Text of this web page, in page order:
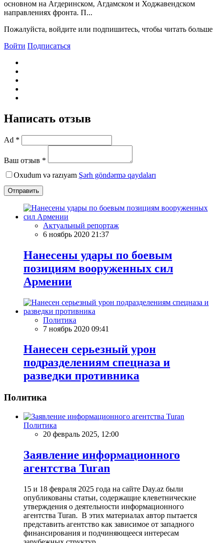
основном на Агдеринском, Агдамском и Ходжавендском
направлениях фронта. П...
Пожалуйста, войдите или подпишитесь, чтобы читать больше
Войти Подписаться
Написать отзыв
Ad *
Ваш отзыв *
Oxudum və razıyam Şərh göndərmə qaydaları
Отправить
Актуальный репортаж
6 ноябрь 2020 21:37
Нанесены удары по боевым
позициям вооруженных сил
Армении
Политика
7 ноябрь 2020 09:41
Нанесен серьезный урон
подразделениям спецназа и
разведки противника
Политика
Политика
20 февраль 2025, 12:00
Заявление информационного
агентства Turan
15 и 18 февраля 2025 года на сайте Day.az были
опубликованы статьи, содержащие клеветнические
утверждения о деятельности информационного
агентства Turan. В этих материалах автор пытается
представить агентство как зависимое от западного
финансирования и подчиняющееся интересам